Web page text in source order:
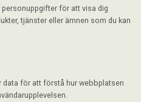
för att visa dig
tjänster eller ämnen som du kan
data för att förstå hur webbplatsen